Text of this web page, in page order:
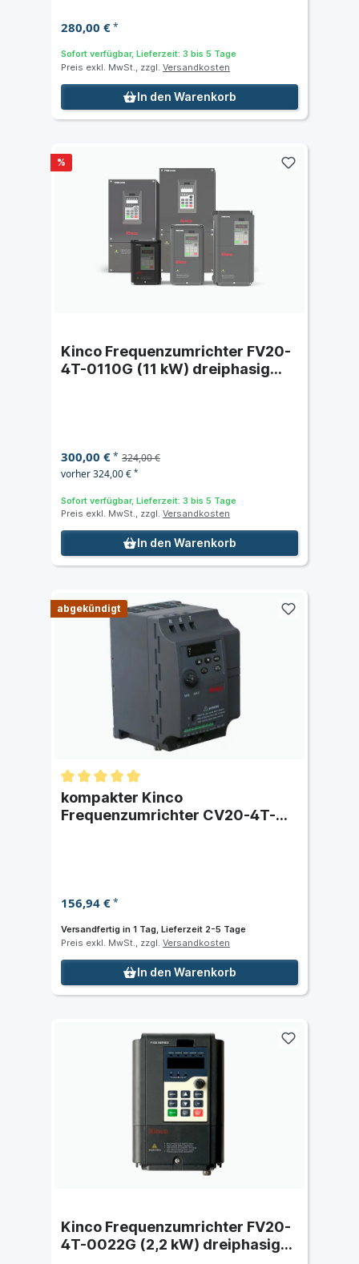
280,00 €*
Sofort verfügbar, Lieferzeit: 3 bis 5 Tage
Preis exkl. MwSt., zzgl. Versandkosten
In den Warenkorb
%
Kinco Frequenzumrichter FV20-
4T-0110G (11 kW) dreiphasig
300,00 €* 324,00 €
vorher 324,00 € *
Sofort verfügbar, Lieferzeit: 3 bis 5 Tage
Preis exkl. MwSt., zzgl. Versandkosten
In den Warenkorb
abgekündigt
kompakter Kinco
Frequenzumrichter CV20-4T-
156,94 €*
Versandfertig in 1 Tag, Lieferzeit 2-5 Tage
Preis exkl. MwSt., zzgl. Versandkosten
In den Warenkorb
Kinco Frequenzumrichter FV20-
4T-0022G (2,2 kW) dreiphasig